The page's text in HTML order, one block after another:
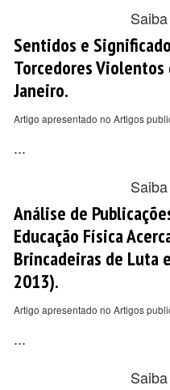
Sentidos e
Torcedores
Janeiro.
Artigo apresentado no Artigos
...
Análise de
Educação Física
Brincadeiras de Luta
2013).
Artigo apresentado no Artigos
...